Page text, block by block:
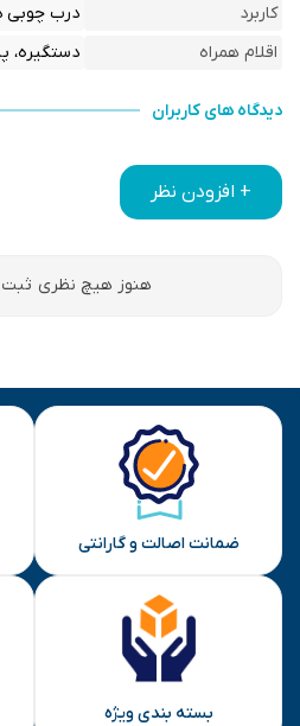
کاربرد
درب چوبی
اقلام همراه
دستگیره،
دیدگاه های کاربران
+ افزودن نظر
هنوز هیچ نظری
ضمانت اصالت و گارانتی
بسته بندی ویژه